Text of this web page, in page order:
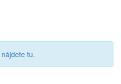
nájdete tu.